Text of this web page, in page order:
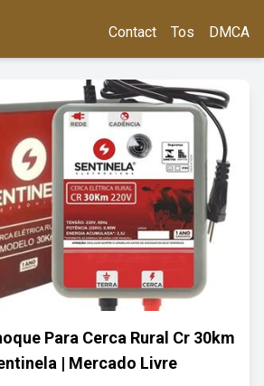
Contact Tos DMCA
Para Cerca Rural Cr 30km
| Mercado Livre